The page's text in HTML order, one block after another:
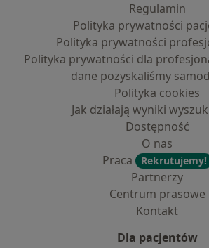
Regulamin
Polityka prywatności
Polityka prywatności
Polityka prywatności dla
dane pozyskaliśmy
Polityka cookies
Jak działają wyniki
Dostępność
O nas
Praca
Rekrutujemy!
Partnerzy
Centrum prasowe
Kontakt
Dla pacjentów